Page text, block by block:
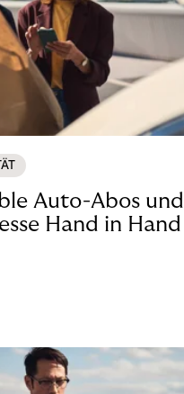
Auto-Abos und
Hand in Hand